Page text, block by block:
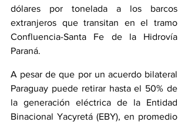
dólares por tonelada a los barcos
extranjeros que transitan en el tramo
Confluencia-Santa Fe de la Hidrovía
Paraná.
A pesar de que por un acuerdo bilateral
Paraguay puede retirar hasta el 50% de
la generación eléctrica de la Entidad
Binacional Yacyretá (EBY), en promedio